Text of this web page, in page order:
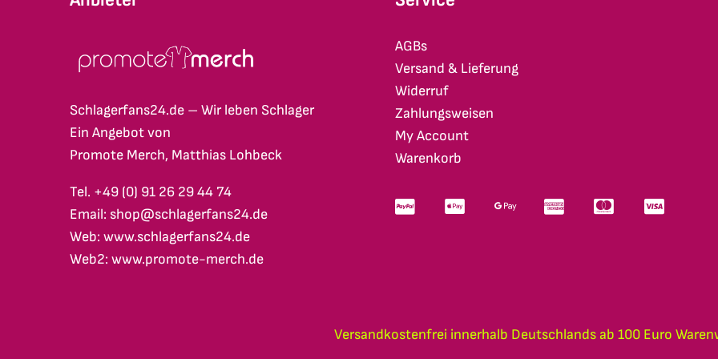
Schlagerfans24.de – Wir leben Schlager
Ein Angebot von
Promote Merch, Matthias Lohbeck
Tel. +49 (0) 91 26 29 44 74
Email: shop@schlagerfans24.de
Web: www.schlagerfans24.de
Web2: www.promote-merch.de
AGBs
Versand & Lieferung
Widerruf
Zahlungsweisen
My Account
Warenkorb
Versandkostenfrei innerhalb Deutschlands ab 100 Euro